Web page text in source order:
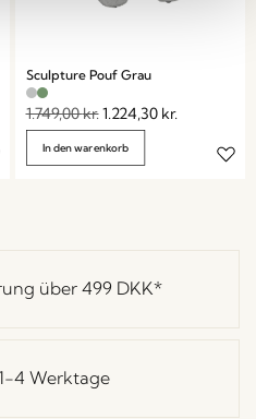
Sculpture Pouf Grau
1.749,00kr.1.224,30 kr.
In den warenkorb
über 499 DKK*
4 Werktage